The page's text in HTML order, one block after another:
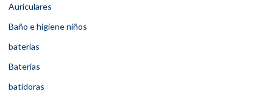
Auriculares
Baño e higiene niños
baterias
Baterías
batidoras